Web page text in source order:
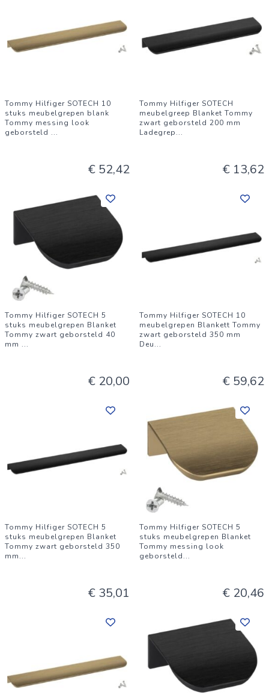
Tommy Hilfiger SOTECH 10
stuks meubelgrepen blank
Tommy messing look
geborsteld ...
€ 52,42
Tommy Hilfiger SOTECH
meubelgreep Blanket Tommy
zwart geborsteld 200 mm
Ladegrep...
€ 13,62
Tommy Hilfiger SOTECH 5
stuks meubelgrepen Blanket
Tommy zwart geborsteld 40
mm ...
€ 20,00
Tommy Hilfiger SOTECH 10
meubelgrepen Blankett Tommy
zwart geborsteld 350 mm
Deu...
€ 59,62
Tommy Hilfiger SOTECH 5
stuks meubelgrepen Blanket
Tommy zwart geborsteld 350
mm...
€ 35,01
Tommy Hilfiger SOTECH 5
stuks meubelgrepen Blanket
Tommy messing look
geborsteld...
€ 20,46